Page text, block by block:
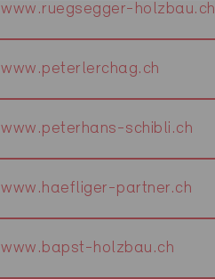
www.ruegsegger-holzbau.ch
www.peterlerchag.ch
www.peterhans-schibli.ch
www.haefliger-partner.ch
www.bapst-holzbau.ch